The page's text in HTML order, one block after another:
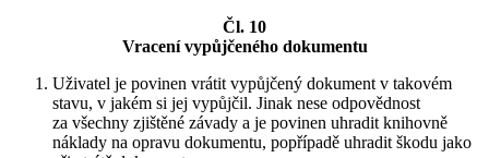
Čl. 10
Vracení vypůjčeného dokumentu
Uživatel je povinen vrátit vypůjčený dokument v takovém
stavu, v jakém si jej vypůjčil. Jinak nese odpovědnost
za všechny zjištěné závady a je povinen uhradit knihovně
náklady na opravu dokumentu, popřípadě uhradit škodu jako